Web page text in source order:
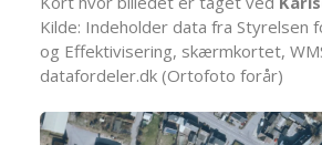
Kilde: Indeholder data fra Styrelsen
og Effektivisering, skærmkortet,
datafordeler.dk (Ortofoto forår)